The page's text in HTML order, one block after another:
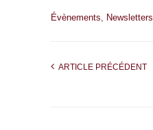
Évènements, Newsletters
ARTICLE PRÉCÉDENT